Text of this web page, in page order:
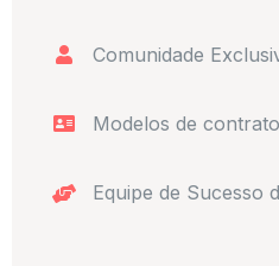
Comunidade
Modelos de
Equipe de Sucesso